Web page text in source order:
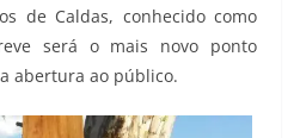
de Caldas, conhecido como
será o mais novo ponto
abertura ao público.